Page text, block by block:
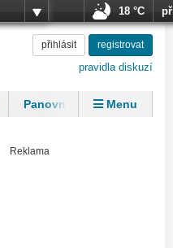
18 °C
přihlásit registrovat
pravidla diskuzí
Panovníci
Menu